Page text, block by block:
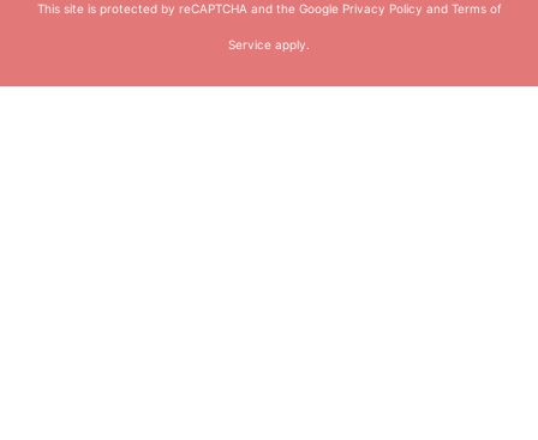
This site is protected by reCAPTCHA and the Google Privacy Policy and Terms of
Service apply.